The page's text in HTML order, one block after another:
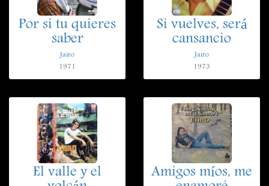
Por si tu quieres
saber
Jairo
1971
Si vuelves, será
cansancio
Jairo
1973
El valle y el
Amigos míos, me